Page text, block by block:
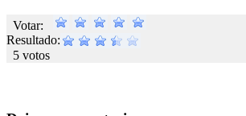
Votar:
Resultado:
5 votos